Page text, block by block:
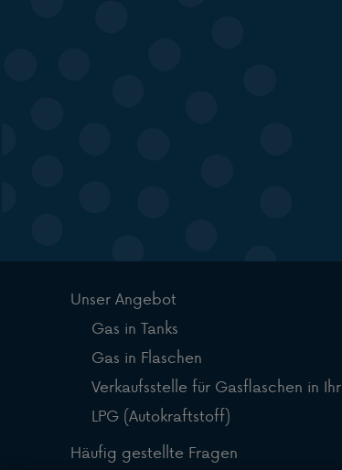
Unser Angebot
Gas in Tanks
Gas in Flaschen
Verkaufsstelle für Gasflaschen in
LPG (Autokraftstoff)
Häufig gestellte Fragen